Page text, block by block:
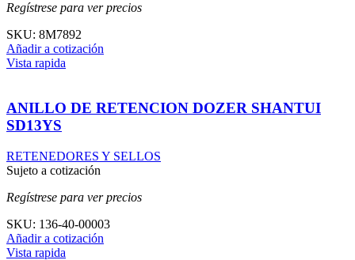
Regístrese para ver precios
SKU: 8M7892
Añadir a cotización
Vista rapida
ANILLO DE RETENCION DOZER SHANTUI
SD13YS
RETENEDORES Y SELLOS
Sujeto a cotización
Regístrese para ver precios
SKU: 136-40-00003
Añadir a cotización
Vista rapida